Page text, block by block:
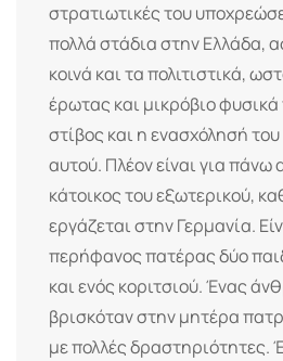
στρατιωτικές του
πολλά στάδια στην Ελλάδα,
κοινά και τα πολιτιστικά,
έρωτας και μικρόβιο
στίβος και η ενασχόλησή του
αυτού. Πλέον είναι για πάνω
κάτοικος του εξωτερικού,
εργάζεται στην Γερμανία.
περήφανος πατέρας δύο
και ενός κοριτσιού. Ένας
βρισκόταν στην μητέρα
με πολλές δραστηριότητες.